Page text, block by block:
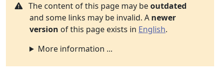
The content of this page may beoutdated
and some links may be invalid. A newer
version of this page exists in English.
More information ...